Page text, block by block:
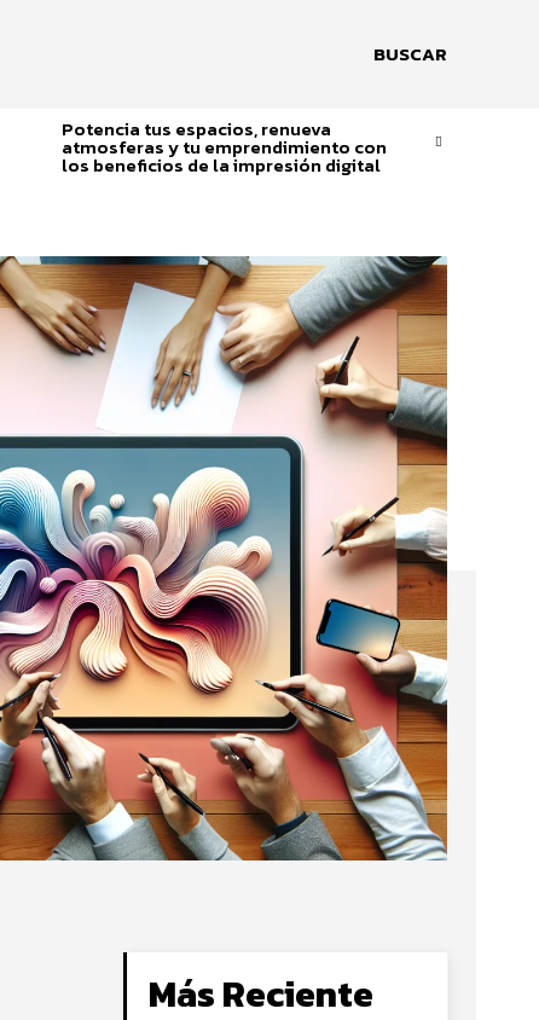
BUSCAR
Potencia tus espacios, renueva
atmosferas y tu emprendimiento con
los beneficios de la impresión digital
Más Reciente